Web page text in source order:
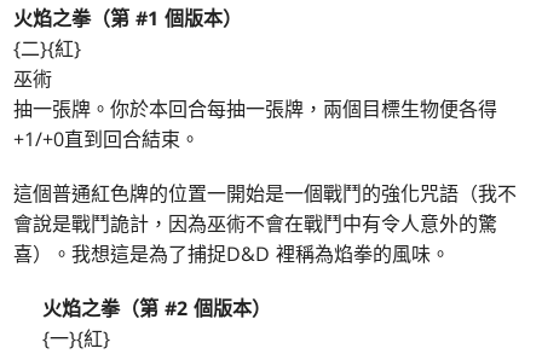
火焰之拳（第 #1 個版本）
{二}{紅}
巫術
抽一張牌。你於本回合每抽一張牌，兩個目標生物便各得
+1/+0直到回合結束。
這個普通紅色牌的位置一開始是一個戰鬥的強化咒語（我不
會說是戰鬥詭計，因為巫術不會在戰鬥中有令人意外的驚
喜）。我想這是為了捕捉D&D 裡稱為焰拳的風味。
火焰之拳（第 #2 個版本）
{一}{紅}